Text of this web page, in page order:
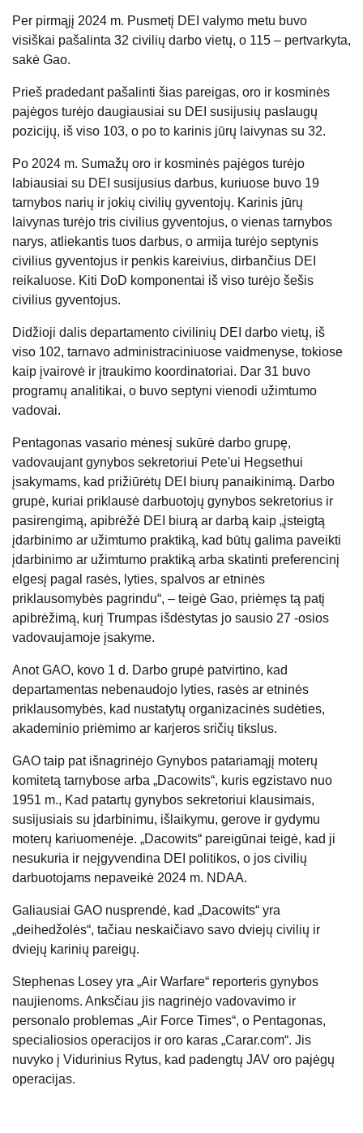
Per pirmąjį 2024 m. Pusmetį DEI valymo metu buvo
visiškai pašalinta 32 civilių darbo vietų, o 115 – pertvarkyta,
sakė Gao.
Prieš pradedant pašalinti šias pareigas, oro ir kosminės
pajėgos turėjo daugiausiai su DEI susijusių paslaugų
pozicijų, iš viso 103, o po to karinis jūrų laivynas su 32.
Po 2024 m. Sumažų oro ir kosminės pajėgos turėjo
labiausiai su DEI susijusius darbus, kuriuose buvo 19
tarnybos narių ir jokių civilių gyventojų. Karinis jūrų
laivynas turėjo tris civilius gyventojus, o vienas tarnybos
narys, atliekantis tuos darbus, o armija turėjo septynis
civilius gyventojus ir penkis kareivius, dirbančius DEI
reikaluose. Kiti DoD komponentai iš viso turėjo šešis
civilius gyventojus.
Didžioji dalis departamento civilinių DEI darbo vietų, iš
viso 102, tarnavo administraciniuose vaidmenyse, tokiose
kaip įvairovė ir įtraukimo koordinatoriai. Dar 31 buvo
programų analitikai, o buvo septyni vienodi užimtumo
vadovai.
Pentagonas vasario mėnesį sukūrė darbo grupę,
vadovaujant gynybos sekretoriui Pete'ui Hegsethui
įsakymams, kad prižiūrėtų DEI biurų panaikinimą. Darbo
grupė, kuriai priklausė darbuotojų gynybos sekretorius ir
pasirengimą, apibrėžė DEI biurą ar darbą kaip „įsteigtą
įdarbinimo ar užimtumo praktiką, kad būtų galima paveikti
įdarbinimo ar užimtumo praktiką arba skatinti preferencinį
elgesį pagal rasės, lyties, spalvos ar etninės
priklausomybės pagrindu“, – teigė Gao, priėmęs tą patį
apibrėžimą, kurį Trumpas išdėstytas jo sausio 27 -osios
vadovaujamoje įsakyme.
Anot GAO, kovo 1 d. Darbo grupė patvirtino, kad
departamentas nebenaudojo lyties, rasės ar etninės
priklausomybės, kad nustatytų organizacinės sudėties,
akademinio priėmimo ar karjeros sričių tikslus.
GAO taip pat išnagrinėjo Gynybos patariamąjį moterų
komitetą tarnybose arba „Dacowits“, kuris egzistavo nuo
1951 m., Kad patartų gynybos sekretoriui klausimais,
susijusiais su įdarbinimu, išlaikymu, gerove ir gydymu
moterų kariuomenėje. „Dacowits“ pareigūnai teigė, kad ji
nesukuria ir neįgyvendina DEI politikos, o jos civilių
darbuotojams nepaveikė 2024 m. NDAA.
Galiausiai GAO nusprendė, kad „Dacowits“ yra
„deihedžolės“, tačiau neskaičiavo savo dviejų civilių ir
dviejų karinių pareigų.
Stephenas Losey yra „Air Warfare“ reporteris gynybos
naujienoms. Anksčiau jis nagrinėjo vadovavimo ir
personalo problemas „Air Force Times“, o Pentagonas,
specialiosios operacijos ir oro karas „Carar.com“. Jis
nuvyko į Vidurinius Rytus, kad padengtų JAV oro pajėgų
operacijas.